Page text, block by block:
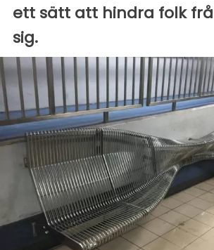
ett sätt att hindra folk
sig.